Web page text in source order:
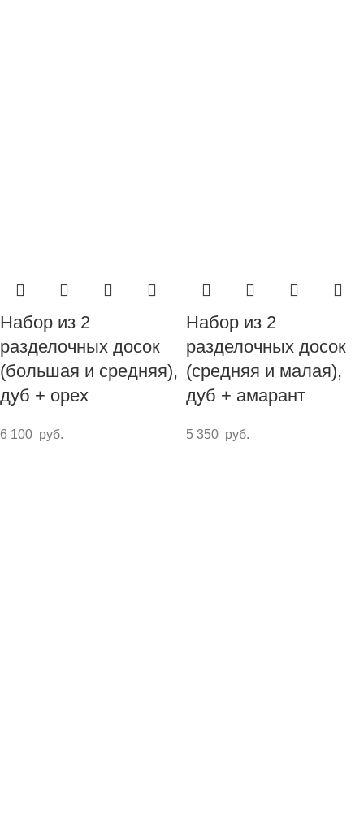
Набор из 2
разделочных досок
(большая и средняя),
дуб + орех
6 100 руб.
Набор из 2
разделочных досок
(средняя и малая),
дуб + амарант
5 350 руб.